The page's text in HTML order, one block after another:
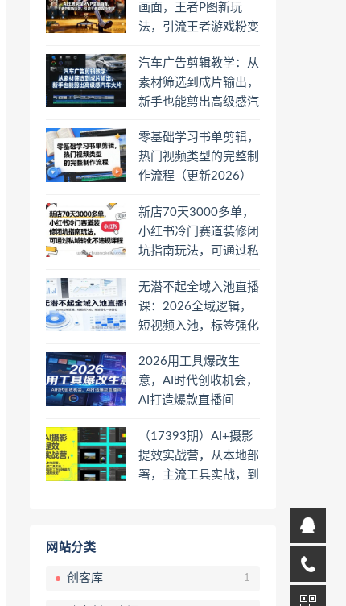
画面，王者P图新玩
法，引流王者游戏粉变
汽车广告剪辑教学：从
素材筛选到成片输出，
新手也能剪出高级感汽
零基础学习书单剪辑，
热门视频类型的完整制
作流程（更新2026）
新店70天3000多单，
小红书冷门赛道装修闭
坑指南玩法，可通过私
无潜不起全域入池直播
课：2026全域逻辑，
短视频入池，标签强化
2026用工具爆改生
意，AI时代创收机会，
AI打造爆款直播间
（17393期）AI+摄影
提效实战营，从本地部
署，主流工具实战，到
网站分类
创客库 1